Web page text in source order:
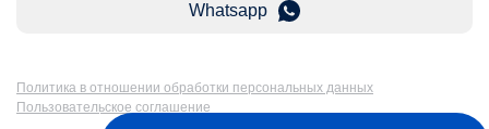
Whatsapp
Политика в отношении обработки персональных данных
Пользовательское соглашение